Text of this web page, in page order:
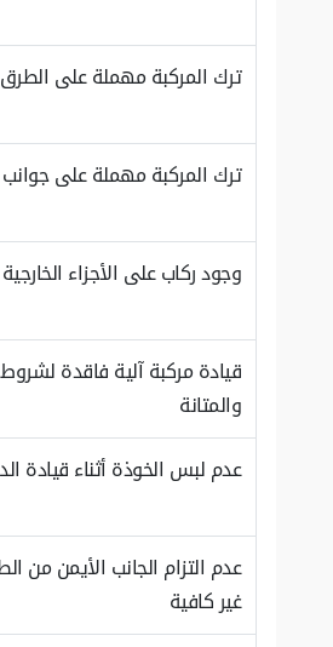
ترك المركبة مهملة على الطرق
ترك المركبة مهملة على
وجود ركاب على الأجزاء
قيادة مركبة آلية فاقدة
والمتانة
عدم لبس الخوذة أثناء قيادة
عدم التزام الجانب الأيمن من
غير كافية